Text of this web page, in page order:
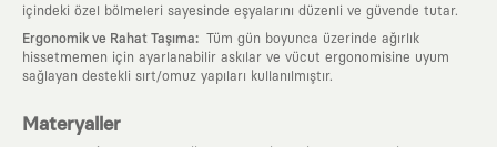
içindeki özel bölmeleri sayesinde eşyalarını düzenli ve güvende tutar.
Ergonomik ve Rahat Taşıma: Tüm gün boyunca üzerinde ağırlık
hissetmemen için ayarlanabilir askılar ve vücut ergonomisine uyum
sağlayan destekli sırt/omuz yapıları kullanılmıştır.
Materyaller